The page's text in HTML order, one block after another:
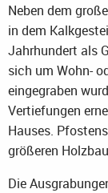
Neben dem
in dem
Jahrhundert als
sich um Wohn-
eingegraben
Vertiefungen
Hauses.
größeren
Die